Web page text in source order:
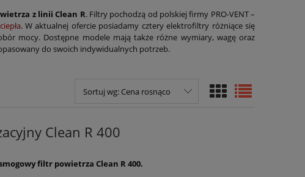
z linii Clean R. Filtry pochodzą od polskiej firmy PRO-VENT –
. W aktualnej ofercie posiadamy cztery elektrofiltry różniące się
mocy. Dostępne modele mają także różne wymiary, wagę oraz
do swoich indywidualnych potrzeb.
Sortuj wg: Cena rosnąco
Clean R 400
filtr powietrza Clean R 400.